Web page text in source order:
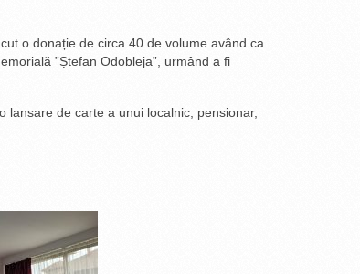
o donație de circa 40 de volume având ca
”Ștefan Odobleja”, urmând a fi
de carte a unui localnic, pensionar,